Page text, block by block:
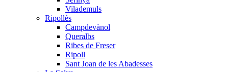
Vilademuls
Ripollès
Campdevànol
Queralbs
Ribes de Freser
Ripoll
Sant Joan de les Abadesses